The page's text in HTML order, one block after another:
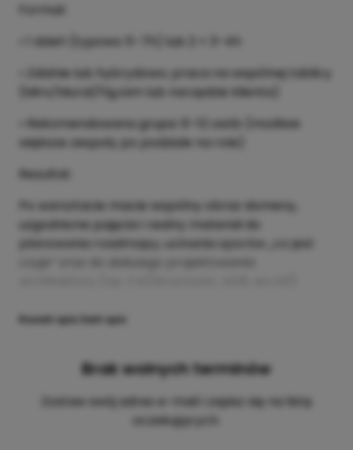
Format:
• 1 dzień (typowo 5–7h) lub 2 × 3–4h
• Zdalnie lub hybrydowo; praca na wspólnej tablicy
(Miro/Mural/FigJam lub narzędzie klienta)
• Rekomendowana grupa: 6–12 osób (możliwe
większe zespoły po podziale na role)
Rezultat:
Po warsztacie macie wspólny obraz domeny,
uzgodnione pojęcia i realny materiał do
planowania roadmapy, ucinania sporów „co jest
Rozwiń opis Zwiń opis
Brak wolnych terminów
Zostaw swój adres e-mail i zapisz się na listę
oczekujących.